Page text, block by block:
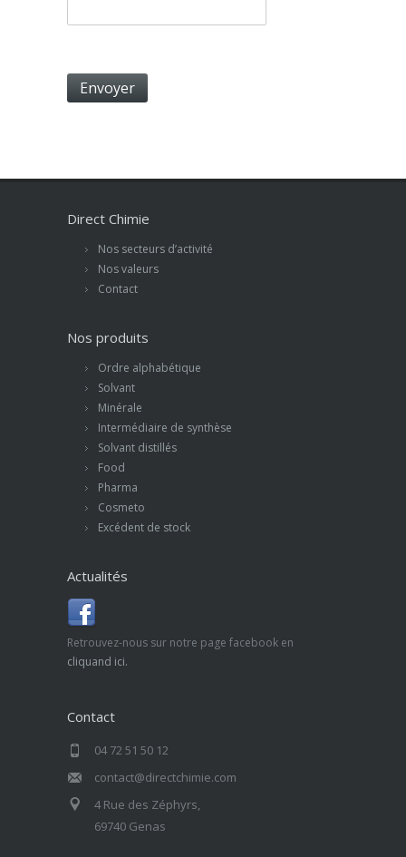
Direct Chimie
Nos secteurs d’activité
Nos valeurs
Contact
Nos produits
Ordre alphabétique
Solvant
Minérale
Intermédiaire de synthèse
Solvant distillés
Food
Pharma
Cosmeto
Excédent de stock
Actualités
Retrouvez-nous sur notre page facebook en
cliquand ici.
Contact
04 72 51 50 12
contact@directchimie.com
4 Rue des Zéphyrs,
69740 Genas